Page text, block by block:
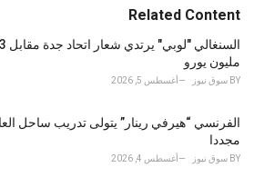
e
o
r
i
:
Related Content
السنغالي
مليون يورو
BY سوق نيوز أغسطس 5, 2026
الفرنسي “هيرفي رينار” يتولى تدريب ساحل
مجددا
BY سوق نيوز أغسطس 4, 2026